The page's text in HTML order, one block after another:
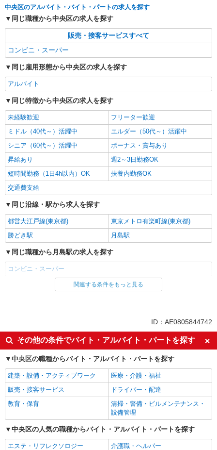
る） ★22時以降は平日時給の3割増！（22時以降
■サミットストア ららテラス HARUMI FLAG
HARUMI FLAG内）
キープ
中央区のアルバイト・バイト・パートの求人を探す
同じ職種から中央区の求人を探す
販売・接客サービスすべて
コンビニ・スーパー
同じ雇用形態から中央区の求人を探す
アルバイト
同じ特徴から中央区の求人を探す
未経験歓迎
フリーター歓迎
ミドル（40代～）活躍中
エルダー（50代～）活躍中
シニア（60代～）活躍中
ボーナス・賞与あり
昇給あり
週2～3日勤務OK
短時間勤務（1日4h以内）OK
扶養内勤務OK
交通費支給
同じ沿線・駅から求人を探す
都営大江戸線(東京都)
東京メトロ有楽町線(東京都)
勝どき駅
月島駅
同じ職種から月島駅の求人を探す
コンビニ・スーパー
同じ雇用形態から月島駅の求人を探す
未経験歓迎
フリーター歓迎
ミドル（40代～）活躍中
エルダー（50代～）活躍中
シニア（60代～）活躍中
ボーナス・賞与あり
昇給あり
週2～3日勤務OK
短時間勤務（1日4h以内）OK
扶養内勤務OK
交通費支給
販売・接客サービス
関連する条件をもっと見る
ID：AE0805844742
その他の条件でバイト・アルバイト・パートを探す
中央区の職種からバイト・アルバイト・パートを探す
建築・設備・アクティブワーク
医療・介護・福祉
販売・接客サービス
ドライバー・配達
教育・保育
清掃・警備・ビルメンテナンス・
設備管理
中央区の人気の職種からバイト・アルバイト・パートを探す
エステ・リフレクソロジー
介護職・ヘルパー